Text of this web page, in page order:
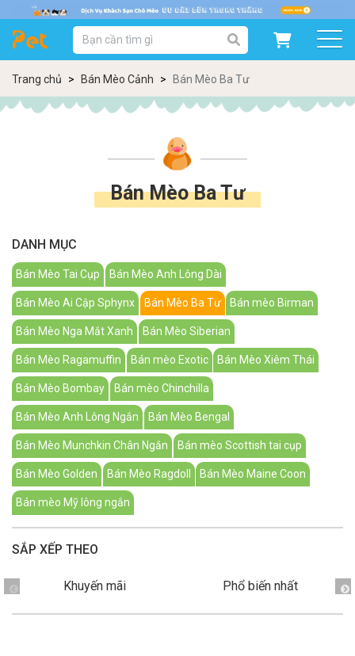
DANH MỤC SẢN PHẨM
SẢN PHẨM DÀNH CHO MÈO SẢN PHẨM DÀNH CHO CHÓ
SẨN PHẨM THEO THƯƠNG HIỆU
GIỚI THIỆU
DỊCH VỤ
Khách sạn chó mèo
Dịch vụ cắt tỉa lông chó
Trang chủ Bán Mèo Cảnh Bán Mèo Ba Tư
Bán Mèo Ba Tư
DANH MỤC
Bán Mèo Tai Cụp Bán Mèo Anh Lông Dài
Bán Mèo Ai Cập Sphynx Bán Mèo Ba Tư Bán mèo Birman
Bán Mèo Nga Mắt Xanh Bán Mèo Siberian
Bán Mèo Ragamuffin Bán mèo Exotic Bán Mèo Xiêm Thái
Bán Mèo Bombay Bán mèo Chinchilla
Bán Mèo Anh Lông Ngắn Bán Mèo Bengal
Bán Mèo Munchkin Chân Ngắn Bán mèo Scottish tai cụp
Bán Mèo Golden Bán Mèo Ragdoll Bán Mèo Maine Coon
Bán mèo Mỹ lông ngắn
SẮP XẾP THEO
Khuyến mãi Phổ biến nhất